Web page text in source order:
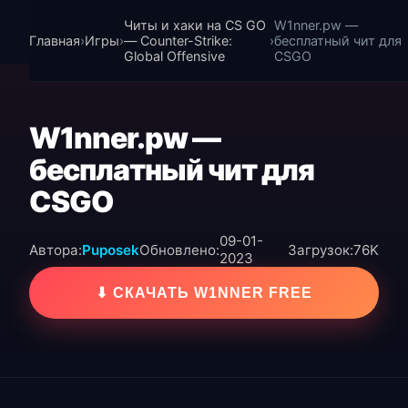
Главная›Игры›
Читы и хаки на CS GO
— Counter-Strike:
Global Offensive
›
W1nner.pw —
бесплатный чит для
CSGO
W1nner.pw —
бесплатный чит для
CSGO
Автора:PuposekОбновлено:09-01-
2023
Загрузок:76K
⬇ СКАЧАТЬ W1NNER FREE